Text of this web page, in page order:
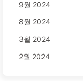
9월 2024
8월 2024
3월 2024
2월 2024